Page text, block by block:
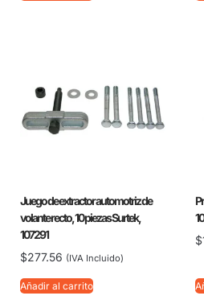
Juego de extractor automotriz de
volante recto, 10 piezas Surtek,
107291
$277.56 (IVA Incluido)
Añadir al carrito
$